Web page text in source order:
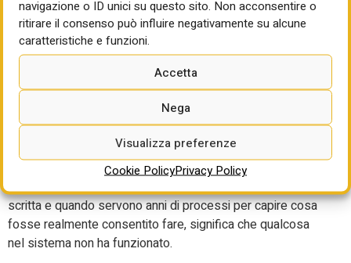
navigazione o ID unici su questo sito. Non acconsentire o
ritirare il consenso può influire negativamente su alcune
caratteristiche e funzioni.
Accetta
Nega
Visualizza preferenze
Cookie PolicyPrivacy Policy
fisso”, non ne vale la pena.
La sentenza della Torre Milano ci consegna dunque una
riflessione molto più ampia del singolo caso giudiziario, ci
mette sotto gli occhi un Paese moderno che non può
fondarsi sull’incertezza permanente. Le norme possono
essere severe. Possono essere rigorose. Possono
imporre limiti anche stringenti ma devono essere chiare.
Perché quando una regola può essere interpretata in dieci
modi diversi, il problema non è di chi la applica. È di chi l’ha
scritta e quando servono anni di processi per capire cosa
fosse realmente consentito fare, significa che qualcosa
nel sistema non ha funzionato.